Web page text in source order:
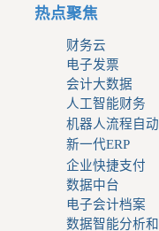
热点聚焦
财务云
电子发票
会计大数据
人工智能财务
机器人流程自
新一代ERP
企业快捷支付
数据中台
电子会计档案
数据智能分析